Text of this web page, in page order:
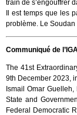
train de s’engouffrer
Il est temps que les
problème. Le Soudan
Communiqué de
The 41st
9th December 2023,
Ismail Omar
State and
Federal Democratic